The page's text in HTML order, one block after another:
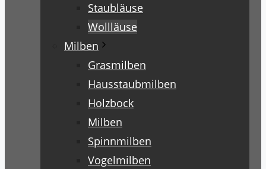
Staubläuse
Wollläuse
Milben
Grasmilben
Hausstaubmilben
Holzbock
Milben
Spinnmilben
Vogelmilben